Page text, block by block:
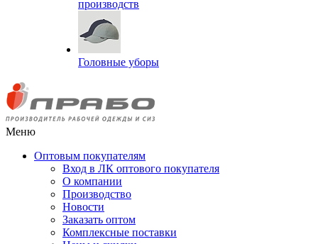
производств
Головные уборы
Меню
Оптовым покупателям
Вход в ЛК оптового покупателя
О компании
Производство
Новости
Заказать оптом
Комплексные поставки